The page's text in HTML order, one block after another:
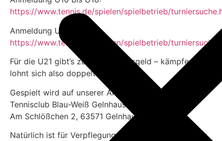
https://www.tennis.de/spielen/spielbetrieb/
Anmeldung U21:
https://www.tennis.de/spielen/spielbetrieb/
Für die U21 gibt’s zusätzlich Preisgeld – kämpfen
lohnt sich also doppelt.
Gespielt wird auf unserer Anlage beim
Tennisclub Blau-Weiß Gelnhausen e.V.
Am Schlößchen 2, 63571 Gelnhausen
Natürlich ist für Verpflegung gesorgt und auch unser